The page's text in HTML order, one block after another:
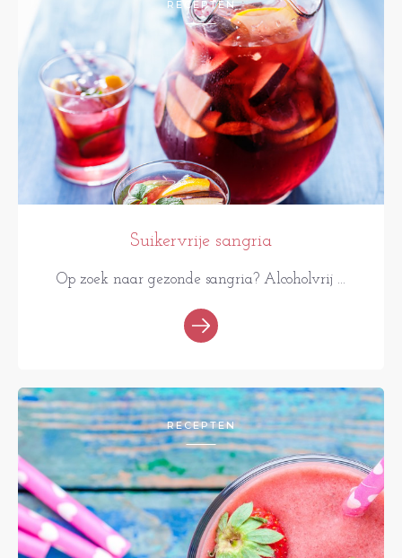
RECEPTEN
Suikervrije sangria
Op zoek naar gezonde sangria? Alcoholvrij ...
RECEPTEN